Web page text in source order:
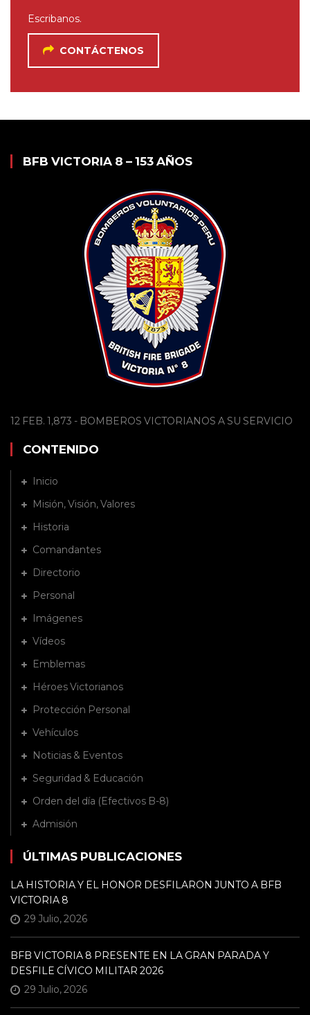
Escribanos.
CONTÁCTENOS
BFB VICTORIA 8 – 153 AÑOS
12 FEB. 1,873 - BOMBEROS VICTORIANOS A SU SERVICIO
CONTENIDO
Inicio
Misión, Visión, Valores
Historia
Comandantes
Directorio
Personal
Imágenes
Vídeos
Emblemas
Héroes Victorianos
Protección Personal
Vehículos
Noticias & Eventos
Seguridad & Educación
Orden del día (Efectivos B-8)
Admisión
ÚLTIMAS PUBLICACIONES
LA HISTORIA Y EL HONOR DESFILARON JUNTO A BFB
VICTORIA 8
29 Julio, 2026
BFB VICTORIA 8 PRESENTE EN LA GRAN PARADA Y
DESFILE CÍVICO MILITAR 2026
29 Julio, 2026